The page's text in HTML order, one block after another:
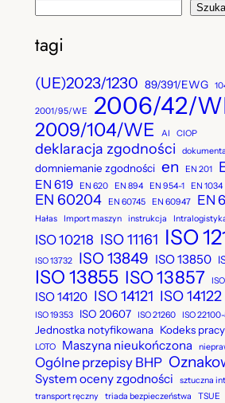
u
a
j
tagi
(UE)2023/1230 89/391/EWG
2001/95/WE 2006/42/
2009/104/WE AI CIOP
deklaracja zgodności
domniemanie zgodności en EN 201
EN 619 EN 620 EN 894 EN 954-1 EN 1034
EN 60204 EN 60745 EN 60947 EN
Hałas
Import maszyn instrukcja
ISO 10218 ISO 11161 ISO
ISO 13732
ISO 13849 ISO 13850
ISO 13855 ISO 13857
ISO 14120 ISO 14121 ISO 14122
ISO 19353
ISO 20607 ISO 21260 ISO
Jednostka notyfikowana Kodeks pracy
LOTO Maszyna nieukończona
Ogólne przepisy BHP
System oceny zgodności
sztuczna
transport ręczny
triada bezpieczeństwa TSUE